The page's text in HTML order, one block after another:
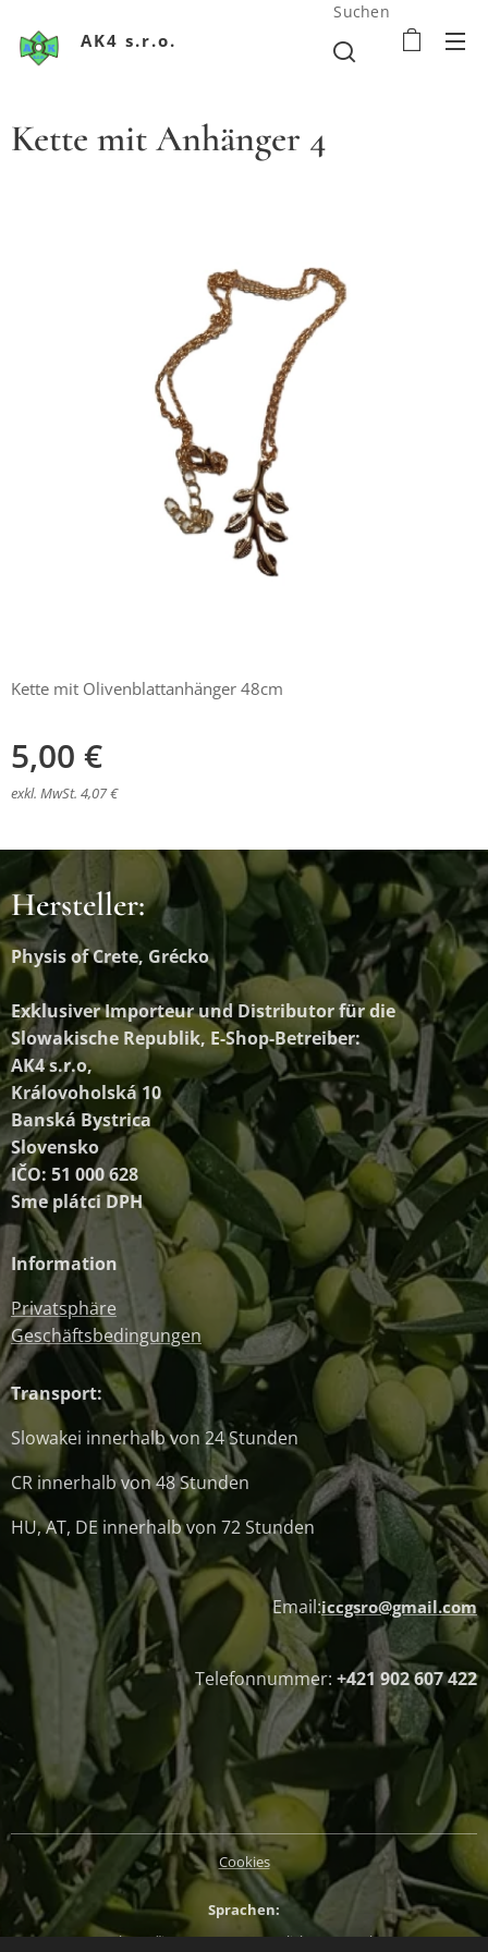
AK4 s.r.o.
Suchen
Kette mit Anhänger 4
Kette mit Olivenblattanhänger 48cm
5,00 €
exkl. MwSt. 4,07 €
Hersteller:
Physis of Crete, Grécko
Exklusiver Importeur und Distributorfür die
Slowakische Republik, E-Shop-Betreiber:
AK4 s.r.o,
Královoholská 10
Banská Bystrica
Slovensko
IČO: 51 000 628
Sme plátci DPH
Information
Privatsphäre
Geschäftsbedingungen
Transport:
Slowakei innerhalb von 24 Stunden
CR innerhalb von 48 Stunden
HU, AT, DE innerhalb von 72 Stunden
Email:iccgsro@gmail.com
Telefonnummer: +421 902 607 422
Cookies
Sprachen
Slovenčina
Magyar English Deutsch